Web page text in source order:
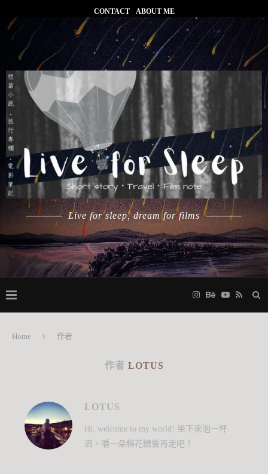
CONTACT ABOUT ME
Live for sleep, dream for films
Home 作者
作者 LOTUS
LOTUS
Hi, welcome to my world! 坐下來泡一杯
酒，嚼一朵棉花糖後再走吧！